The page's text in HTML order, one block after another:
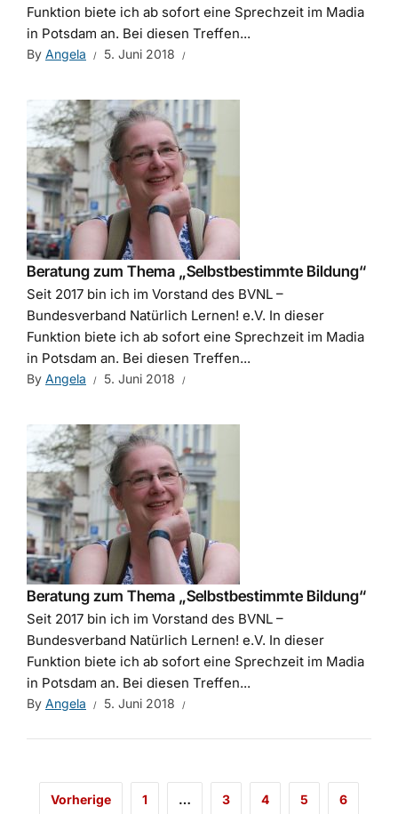
Funktion biete ich ab sofort eine Sprechzeit im Madia
in Potsdam an. Bei diesen Treffen...
By Angela 5. Juni 2018
Beratung zum Thema „Selbstbestimmte Bildung“
Seit 2017 bin ich im Vorstand des BVNL –
Bundesverband Natürlich Lernen! e.V. In dieser
Funktion biete ich ab sofort eine Sprechzeit im Madia
in Potsdam an. Bei diesen Treffen...
By Angela 5. Juni 2018
Beratung zum Thema „Selbstbestimmte Bildung“
Seit 2017 bin ich im Vorstand des BVNL –
Bundesverband Natürlich Lernen! e.V. In dieser
Funktion biete ich ab sofort eine Sprechzeit im Madia
in Potsdam an. Bei diesen Treffen...
By Angela 5. Juni 2018
Vorherige 1 … 3 4 5 6